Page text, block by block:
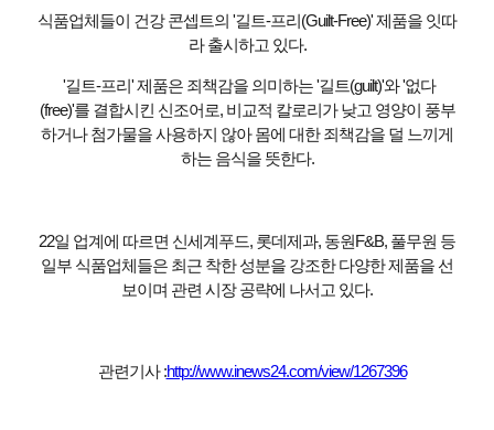
식품업체들이 건강 콘셉트의 '길트-프리(Guilt-Free)' 제품을 잇따
라 출시하고 있다.
'길트-프리' 제품은 죄책감을 의미하는 '길트(guilt)'와 '없다
(free)'를 결합시킨 신조어로, 비교적 칼로리가 낮고 영양이 풍부
하거나 첨가물을 사용하지 않아 몸에 대한 죄책감을 덜 느끼게
하는 음식을 뜻한다.
22일 업계에 따르면 신세계푸드, 롯데제과, 동원F&B, 풀무원 등
일부 식품업체들은 최근 착한 성분을 강조한 다양한 제품을 선
보이며 관련 시장 공략에 나서고 있다.
관련기사 :http://www.inews24.com/view/1267396